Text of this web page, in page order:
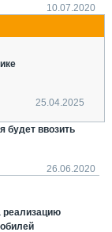
10.07.2020
25.04.2025
будет ввозить
26.06.2020
реализацию